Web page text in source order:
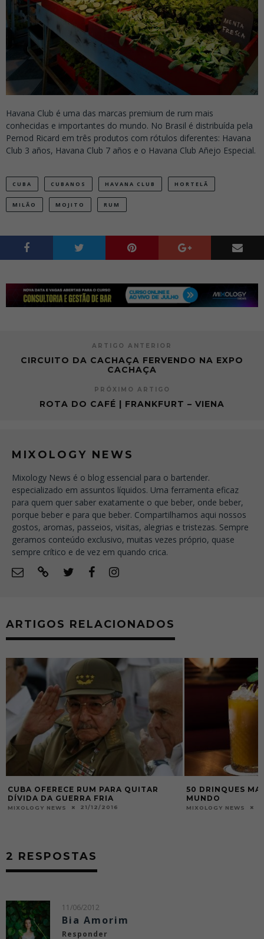
Havana Club é uma das marcas premium de rum mais
conhecidas e importantes do mundo. No Brasil é distribuída pela
Pernod Ricard em três produtos com rótulos diferentes: Havana
Club 3 años, Havana Club 7 años e o Havana Club Añejo Especial.
CUBA CUBANOS HAVANA CLUB HORTELÃ
MILÃO MOJITO RUM
ARTIGO ANTERIOR
CIRCUITO DA CACHAÇA FERVENDO NA EXPO
CACHAÇA
PRÓXIMO ARTIGO
ROTA DO CAFÉ | FRANKFURT – VIENA
MIXOLOGY NEWS
Mixology News é o blog essencial para o bartender.
especializado em assuntos líquidos. Uma ferramenta eficaz
para quem quer saber exatamente o que beber, onde beber,
porque beber e para que beber. Compartilhamos aqui nossos
gostos, aromas, passeios, visitas, alegrias e tristezas. Sempre
geramos conteúdo exclusivo, muitas vezes próprio, quase
sempre crítico e de vez em quando crica.
ARTIGOS RELACIONADOS
50 DRINQUES MAIS POPULARES DO
MUNDO
MIXOLOGY NEWS 05/01/2018
DAIQUIRI, O
ESTÁ VOLTANDO
MIXOLOGY NEWS
2 RESPOSTAS
11/06/2012
Bia Amorim
Responder